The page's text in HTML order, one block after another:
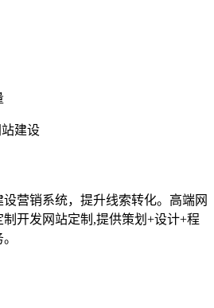
营销系统，提升线索转化。高端网
制开发网站定制,提供策划+设计+程